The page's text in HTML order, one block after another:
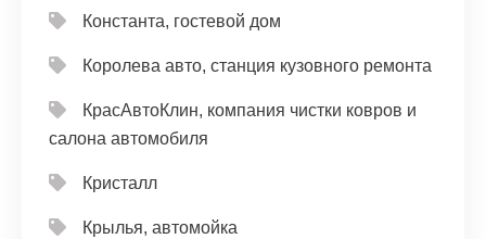
Константа, гостевой дом
Королева авто, станция кузовного ремонта
КрасАвтоКлин, компания чистки ковров и
салона автомобиля
Кристалл
Крылья, автомойка